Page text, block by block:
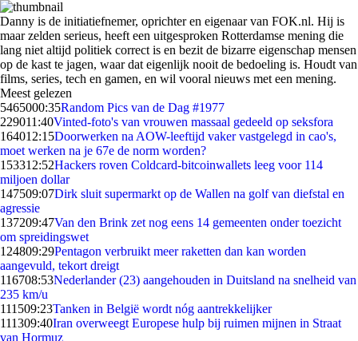
Danny is de initiatiefnemer, oprichter en eigenaar van FOK.nl. Hij is
maar zelden serieus, heeft een uitgesproken Rotterdamse mening die
lang niet altijd politiek correct is en bezit de bizarre eigenschap mensen
op de kast te jagen, waar dat eigenlijk nooit de bedoeling is. Houdt van
films, series, tech en gamen, en wil vooral nieuws met een mening.
Meest gelezen
5465000:35Random Pics van de Dag #1977
229011:40Vinted-foto's van vrouwen massaal gedeeld op seksfora
164012:15Doorwerken na AOW-leeftijd vaker vastgelegd in cao's,
moet werken na je 67e de norm worden?
153312:52Hackers roven Coldcard-bitcoinwallets leeg voor 114
miljoen dollar
147509:07Dirk sluit supermarkt op de Wallen na golf van diefstal en
agressie
137209:47Van den Brink zet nog eens 14 gemeenten onder toezicht
om spreidingswet
124809:29Pentagon verbruikt meer raketten dan kan worden
aangevuld, tekort dreigt
116708:53Nederlander (23) aangehouden in Duitsland na snelheid van
235 km/u
111509:23Tanken in België wordt nóg aantrekkelijker
111309:40Iran overweegt Europese hulp bij ruimen mijnen in Straat
van Hormuz